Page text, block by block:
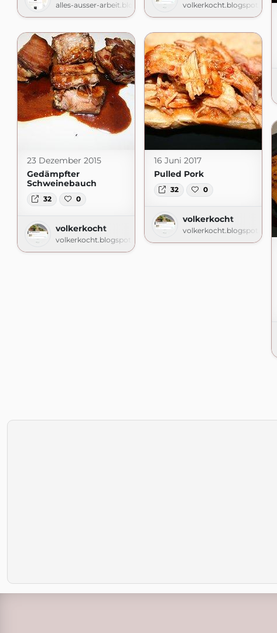
alles-ausser-arbeit.blogspot.com volkerkocht.blogspot.com
23 Dezember 2015
Gedämpfter
Schweinebauch
32 0
volkerkocht
volkerkocht.blogspot.com
16 Juni 2017
Pulled Pork
32 0
volkerkocht
volkerkocht.blogspot.com